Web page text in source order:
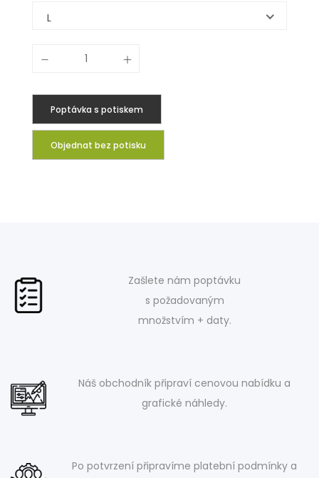
L
Poptávka s potiskem
Objednat bez potisku
Zašlete nám poptávku
s požadovaným
množstvím + daty.
Náš obchodník připraví cenovou nabídku a
grafické náhledy.
Po potvrzení připravíme platební podmínky a